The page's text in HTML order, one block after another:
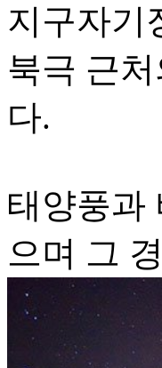
지구자기
북극 근
다.
태양풍과
으며 그